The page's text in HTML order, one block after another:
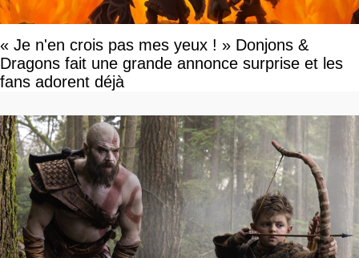
« Je n'en crois pas mes yeux ! » Donjons &
Dragons fait une grande annonce surprise et les
fans adorent déjà